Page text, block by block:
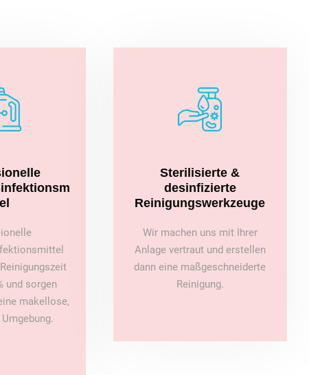
und sorgen
makellose,
Sterilisierte &
desinfizierte
Reinigungswerkzeuge
Wir machen uns mit Ihrer
Anlage vertraut und erstellen
dann eine maßgeschneiderte
Reinigung.